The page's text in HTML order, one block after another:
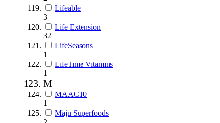
Lifeable
3
Life Extension
32
LifeSeasons
1
LifeTime Vitamins
1
M
MAAC10
1
Maju Superfoods